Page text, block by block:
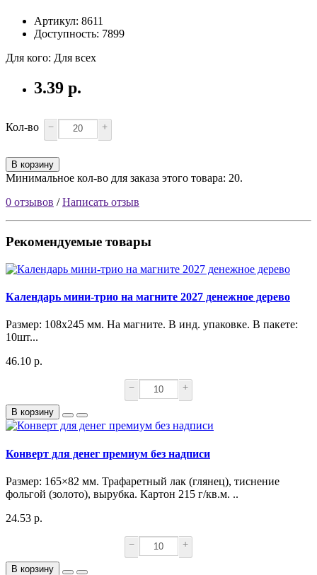
Артикул: 8611
Доступность: 7899
Для кого: Для всех
3.39 р.
Кол-во − +
В корзину
Минимальное кол-во для заказа этого товара: 20.
0 отзывов /Написать отзыв
Рекомендуемые товары
Календарь мини-трио на магните 2027 денежное дерево
Размер: 108х245 мм. На магните. В инд. упаковке. В пакете:
10шт...
46.10 р.
− +
В корзину
Конверт для денег премиум без надписи
Размер: 165×82 мм. Трафаретный лак (глянец), тиснение
фольгой (золото), вырубка. Картон 215 г/кв.м. ..
24.53 р.
− +
В корзину